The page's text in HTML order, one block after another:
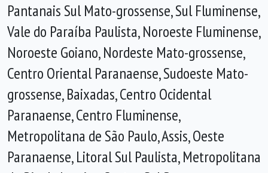
Pantanais Sul Mato-grossense, Sul Fluminense,
Vale do Paraíba Paulista, Noroeste Fluminense,
Noroeste Goiano, Nordeste Mato-grossense,
Centro Oriental Paranaense, Sudoeste Mato-
grossense, Baixadas, Centro Ocidental
Paranaense, Centro Fluminense,
Metropolitana de São Paulo, Assis, Oeste
Paranaense, Litoral Sul Paulista, Metropolitana